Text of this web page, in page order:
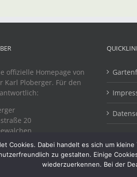
offizielle Homepage von
Karl Ploberger. Für den
20
Cookies. Dabei handelt es sich um
zu gestalten. Einige
wiederzuerkennen. Bei der